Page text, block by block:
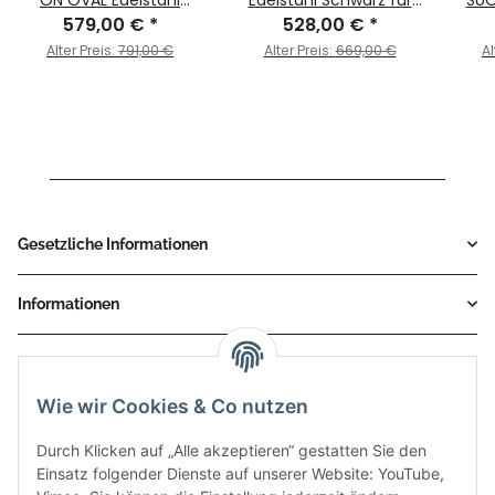
Wie wir Cookies & Co nutzen
Durch Klicken auf „Alle akzeptieren“ gestatten Sie den
Einsatz folgender Dienste auf unserer Website: YouTube,
Schwarz für KTM 990
SUPERMOTO SMT Bj.
579,00 € *
Alter Preis: 791,00 €
KTM - 690 SMC BJ.
2008 > 2013 - KT.006.L9
528,00 € *
Alter Preis:669,00 €
Gesetzliche Informationen
Informationen